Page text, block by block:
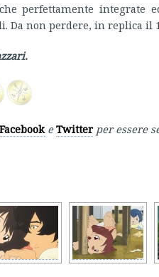
perfettamente integrate
Da non perdere, in replica il
FacebookeTwitter per essere